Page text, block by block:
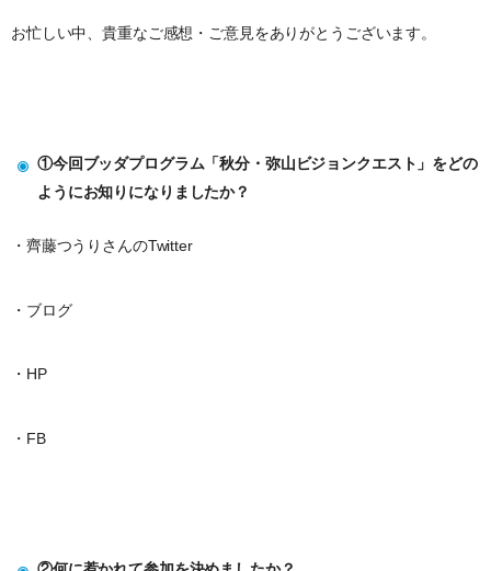
お忙しい中、貴重なご感想・ご意見をありがとうございます。
①今回ブッダプログラム「秋分・弥山ビジョンクエ​ス​ト」をどの
ようにお知りになりましたか？
・齊藤つうりさんのTwitter
・ブログ
・HP
・FB